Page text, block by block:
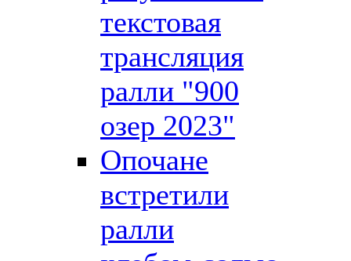
текстовая
трансляция
ралли "900
озер 2023"
Опочане
встретили
ралли